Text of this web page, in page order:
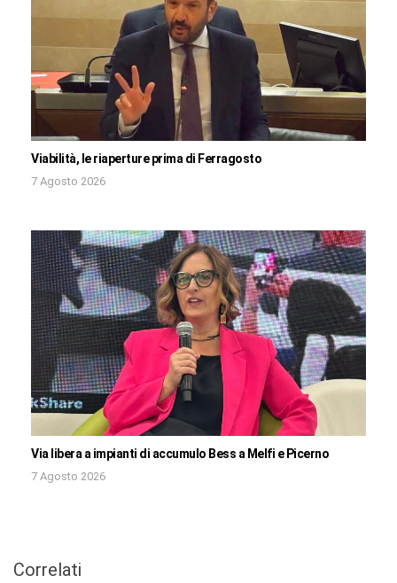
Viabilità, le riaperture prima di Ferragosto
7 Agosto 2026
Via libera a impianti di accumulo Bess a Melfi e Picerno
7 Agosto 2026
Correlati